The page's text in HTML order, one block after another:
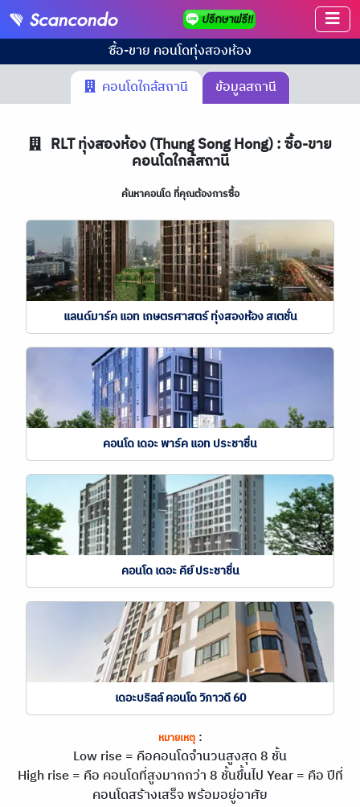
ซื้อ-ขาย คอนโดทุ่งสองห้อง
คอนโดใกล้สถานี
ข้อมูลสถานี
RLTทุ่งสองห้อง (Thung Song Hong) : ซื้อ-ขาย
คอนโดใกล้สถานี
ค้นหาคอนโด ที่คุณต้องการซื้อ
แลนด์มาร์ค แอท เกษตรศาสตร์ ทุ่งสองห้อง สเตชั่น
คอนโด เดอะ พาร์ค แอท ประชาชื่น
คอนโด เดอะ คีย์ ประชาชื่น
เดอะบริลล์ คอนโด วิภาวดี 60
หมายเหตุ:
Low rise = คือคอนโดจำนวนสูงสุด 8 ชั้น
High rise = คือ คอนโดที่สูงมากกว่า 8 ชั้นขึ้นไปYear = คือ ปีที่
คอนโดสร้างเสร็จ พร้อมอยู่อาศัย